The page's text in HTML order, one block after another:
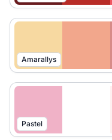
Amarallys
Pastel